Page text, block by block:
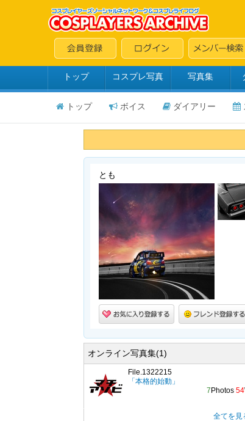
トップ コスプレ写真 写真集
トップ ボイス ダイアリー
とも
オンライン写真集(1)
File.1322215
「本格的始動」
7 Photos 54
全てを見